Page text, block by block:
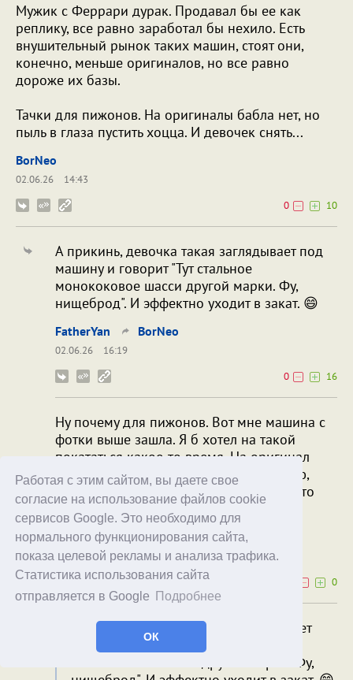
Работая с этим сайтом, вы даете свое
согласие на использование файлов cookie
сервисов Google. Это необходимо для
нормального функционирования сайта,
показа целевой рекламы и анализа трафика.
Статистика использования сайта
отправляется в Google
Подробнее
ОК
Мужик с Феррари дурак. Продавал бы ее как
реплику, все равно заработал бы нехило. Есть
внушительный рынок таких машин, стоят они,
конечно, меньше оригиналов, но все равно
дороже их базы.
Тачки для пижонов. На оригиналы бабла нет, но
пыль в глаза пустить хоцца. И девочек снять...
BorNeo
02.06.26
14:43
0
10
А прикинь, девочка такая заглядывает под
машину и говорит "Тут стальное
монококовое шасси другой марки. Фу,
нищеброд". И эффектно уходит в закат. 😄
FatherYan BorNeo
02.06.26
16:19
0
16
Ну почему для пижонов. Вот мне машина с
фотки выше зашла. Я б хотел на такой
покататься какое-то время. На оригинал
денег, ессно нет. Но пижон ли я? Думаю,
тоже нет. Из девочек покатать - разве что
жену... Ну и своих детей 😄
VaDRo BorNeo
02.06.26 16:39
0
А прикинь, девочка такая заглядывает
под машину и говорит "Тут стальное
монококовое шасси другой марки. Фу,